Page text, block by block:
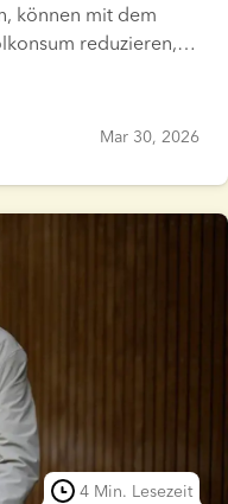
können mit dem
reduzieren,
möglichst begrenzen
ausreichend Zink,
Fettsäuren. In
und
die Sie
zu
eine Empfängnis zu
Mar 30, 2026
4 Min. Lesezeit